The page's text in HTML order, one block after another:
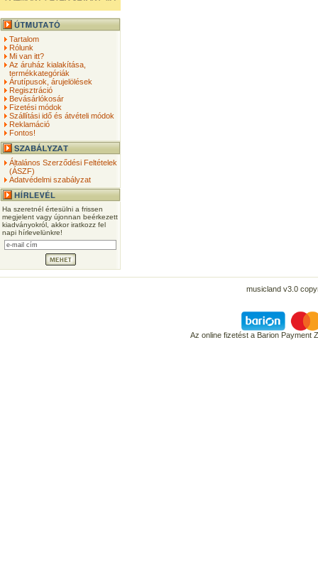
Tartalom
Rólunk
Mi van itt?
Az áruház kialakítása,
termékkategóriák
Árutípusok, árujelölések
Regisztráció
Bevásárlókosár
Fizetési módok
Szállítási idő és átvételi módok
Reklamáció
Fontos!
Általános Szerződési Feltételek
(ÁSZF)
Adatvédelmi szabályzat
Ha szeretnél értesülni a frissen
megjelent vagy újonnan beérkezett
kiadványokról, akkor iratkozz fel
napi hírlevelünkre!
musicland v3.0
Az online fizetést a Barion Payment